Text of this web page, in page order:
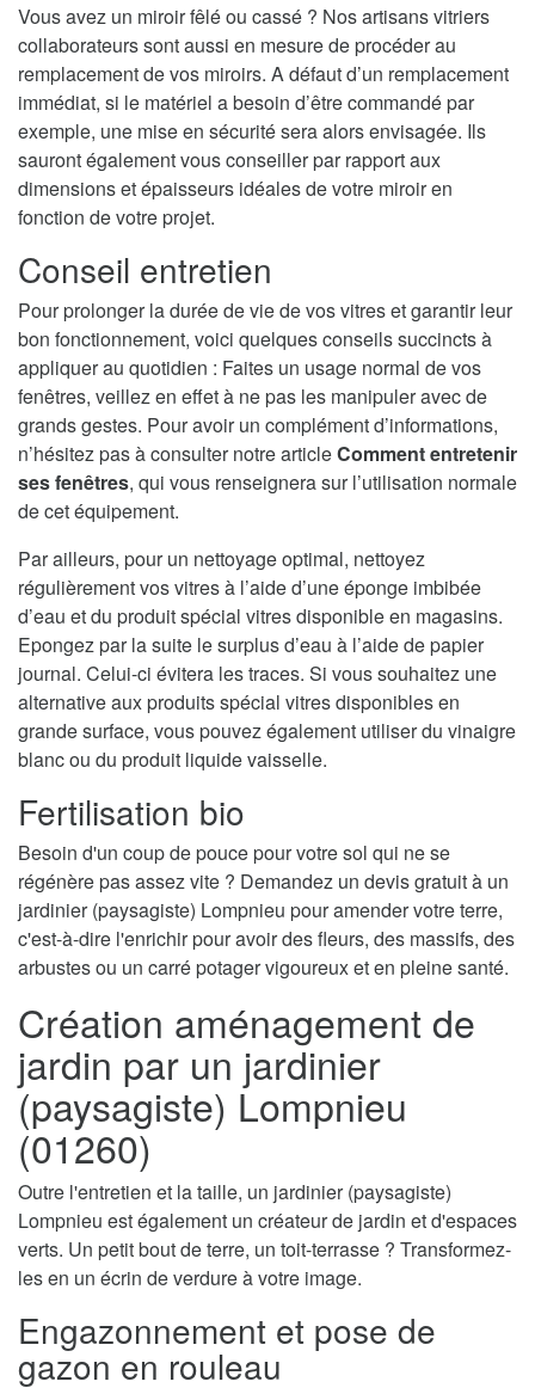
Vous avez un miroir fêlé ou cassé ? Nos artisans vitriers
collaborateurs sont aussi en mesure de procéder au
remplacement de vos miroirs. A défaut d’un remplacement
immédiat, si le matériel a besoin d’être commandé par
exemple, une mise en sécurité sera alors envisagée. Ils
sauront également vous conseiller par rapport aux
dimensions et épaisseurs idéales de votre miroir en
fonction de votre projet.
Conseil entretien
Pour prolonger la durée de vie de vos vitres et garantir leur
bon fonctionnement, voici quelques conseils succincts à
appliquer au quotidien : Faites un usage normal de vos
fenêtres, veillez en effet à ne pas les manipuler avec de
grands gestes. Pour avoir un complément d’informations,
n’hésitez pas à consulter notre articleComment entretenir
ses fenêtres, qui vous renseignera sur l’utilisation normale
de cet équipement.
Par ailleurs, pour un nettoyage optimal, nettoyez
régulièrement vos vitres à l’aide d’une éponge imbibée
d’eau et du produit spécial vitres disponible en magasins.
Epongez par la suite le surplus d’eau à l’aide de papier
journal. Celui-ci évitera les traces. Si vous souhaitez une
alternative aux produits spécial vitres disponibles en
grande surface, vous pouvez également utiliser du vinaigre
blanc ou du produit liquide vaisselle.
Fertilisation bio
Besoin d'un coup de pouce pour votre sol qui ne se
régénère pas assez vite ? Demandez un devis gratuit à un
jardinier (paysagiste) Lompnieu pour amender votre terre,
c'est-à-dire l'enrichir pour avoir des fleurs, des massifs, des
arbustes ou un carré potager vigoureux et en pleine santé.
Création aménagement de
jardin par un jardinier
(paysagiste) Lompnieu
(01260)
Outre l'entretien et la taille, un jardinier (paysagiste)
Lompnieu est également un créateur de jardin et d'espaces
verts. Un petit bout de terre, un toit-terrasse ? Transformez-
les en un écrin de verdure à votre image.
Engazonnement et pose de
gazon en rouleau